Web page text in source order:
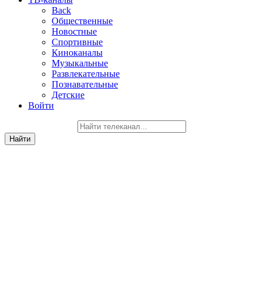
Back
Общественные
Новостные
Спортивные
Киноканалы
Музыкальные
Развлекательные
Познавательные
Детские
Войти